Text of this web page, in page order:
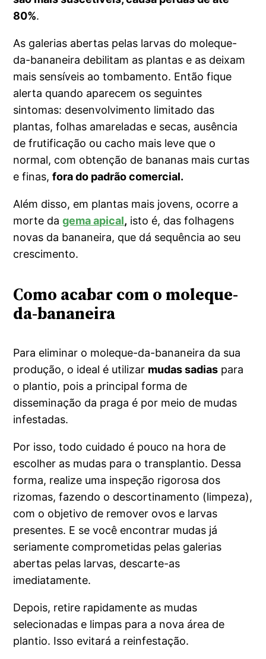
80%.
As galerias abertas pelas larvas do moleque-
da-bananeira debilitam as plantas e as deixam
mais sensíveis ao tombamento. Então fique
alerta quando aparecem os seguintes
sintomas: desenvolvimento limitado das
plantas, folhas amareladas e secas, ausência
de frutificação ou cacho mais leve que o
normal, com obtenção de bananas mais curtas
e finas,fora do padrão comercial.
Além disso, em plantas mais jovens, ocorre a
morte dagema apical, isto é, das folhagens
novas da bananeira, que dá sequência ao seu
crescimento.
Como acabar com o moleque-
da-bananeira
Para eliminar o moleque-da-bananeira da sua
produção, o ideal é utilizar mudas sadias para
o plantio, pois a principal forma de
disseminação da praga é por meio de mudas
infestadas.
Por isso, todo cuidado é pouco na hora de
escolher as mudas para o transplantio. Dessa
forma, realize uma inspeção rigorosa dos
rizomas, fazendo o descortinamento (limpeza),
com o objetivo de remover ovos e larvas
presentes. E se você encontrar mudas já
seriamente comprometidas pelas galerias
abertas pelas larvas, descarte-as
imediatamente.
Depois, retire rapidamente as mudas
selecionadas e limpas para a nova área de
plantio. Isso evitará a reinfestação.